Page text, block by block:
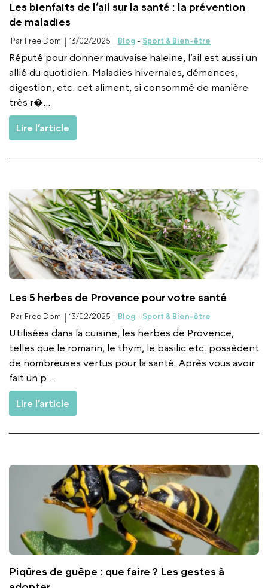
Les bienfaits de l’ail sur la santé : la prévention
de maladies
Par Free Dom 13/02/2025 Blog- Sport & Bien-être
Réputé pour donner mauvaise haleine, l’ail est aussi un
allié du quotidien. Maladies hivernales, démences,
digestion, etc. cet aliment, si consommé de manière
très r�...
Lire l’article
Les 5 herbes de Provence pour votre santé
Par Free Dom 13/02/2025 Blog- Sport & Bien-être
Utilisées dans la cuisine, les herbes de Provence,
telles que le romarin, le thym, le basilic etc. possèdent
de nombreuses vertus pour la santé. Après vous avoir
fait un p...
Lire l’article
Piqûres de guêpe : que faire ? Les gestes à